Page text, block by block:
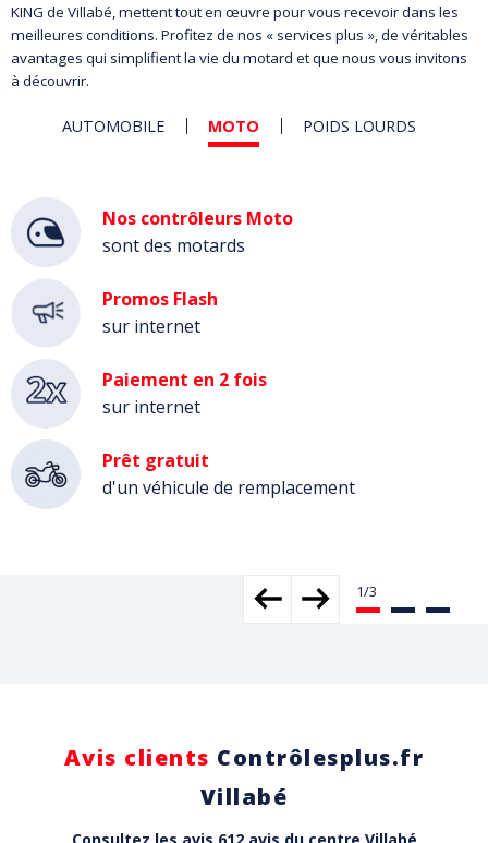
KING de Villabé, mettent tout en œuvre pour vous recevoir dans les
meilleures conditions. Profitez de nos « services plus », de véritables
avantages qui simplifient la vie du motard et que nous vous invitons
à découvrir.
AUTOMOBILE MOTO POIDS LOURDS
Moto
Nos contrôleurs Moto
sont des motards
Promos Flash
sur internet
Paiement en 2 fois
sur internet
Prêt gratuit
d'un véhicule de remplacement
Avis clients Contrôlesplus.fr
Villabé